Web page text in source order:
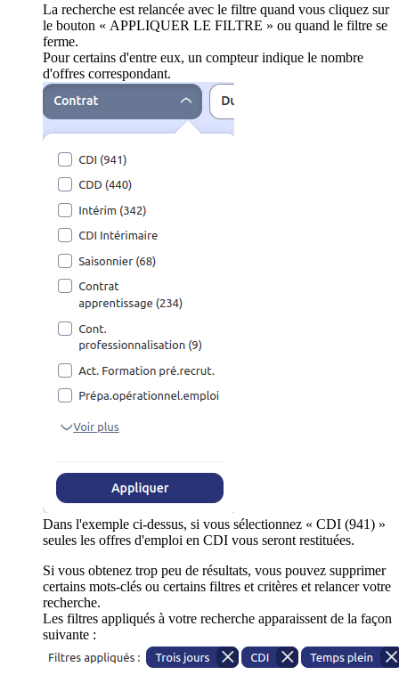
La recherche est relancée avec le filtre quand vous cliquez sur
le bouton « APPLIQUER LE FILTRE » ou quand le filtre se
ferme.
Pour certains d'entre eux, un compteur indique le nombre
d'offres correspondant.
Dans l'exemple ci-dessus, si vous sélectionnez « CDI (941) »
seules les offres d'emploi en CDI vous seront restituées.
Si vous obtenez trop peu de résultats, vous pouvez supprimer
certains mots-clés ou certains filtres et critères et relancer votre
recherche.
Les filtres appliqués à votre recherche apparaissent de la façon
suivante :